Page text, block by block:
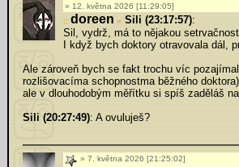
12. května 2026 [11:29:05]
doreen » Sili (23:17:57):
Sil, vydrž, má to nějakou
I když bych doktory otravovala dál,
Ale zároveň bych se fakt trochu víc
rozlišovacíma schopnostma běžného
ale v dlouhodobým měřítku si spíš zaděláš
Sili (20:27:49): A ovuluješ?
7. května 2026 [21:25:02]